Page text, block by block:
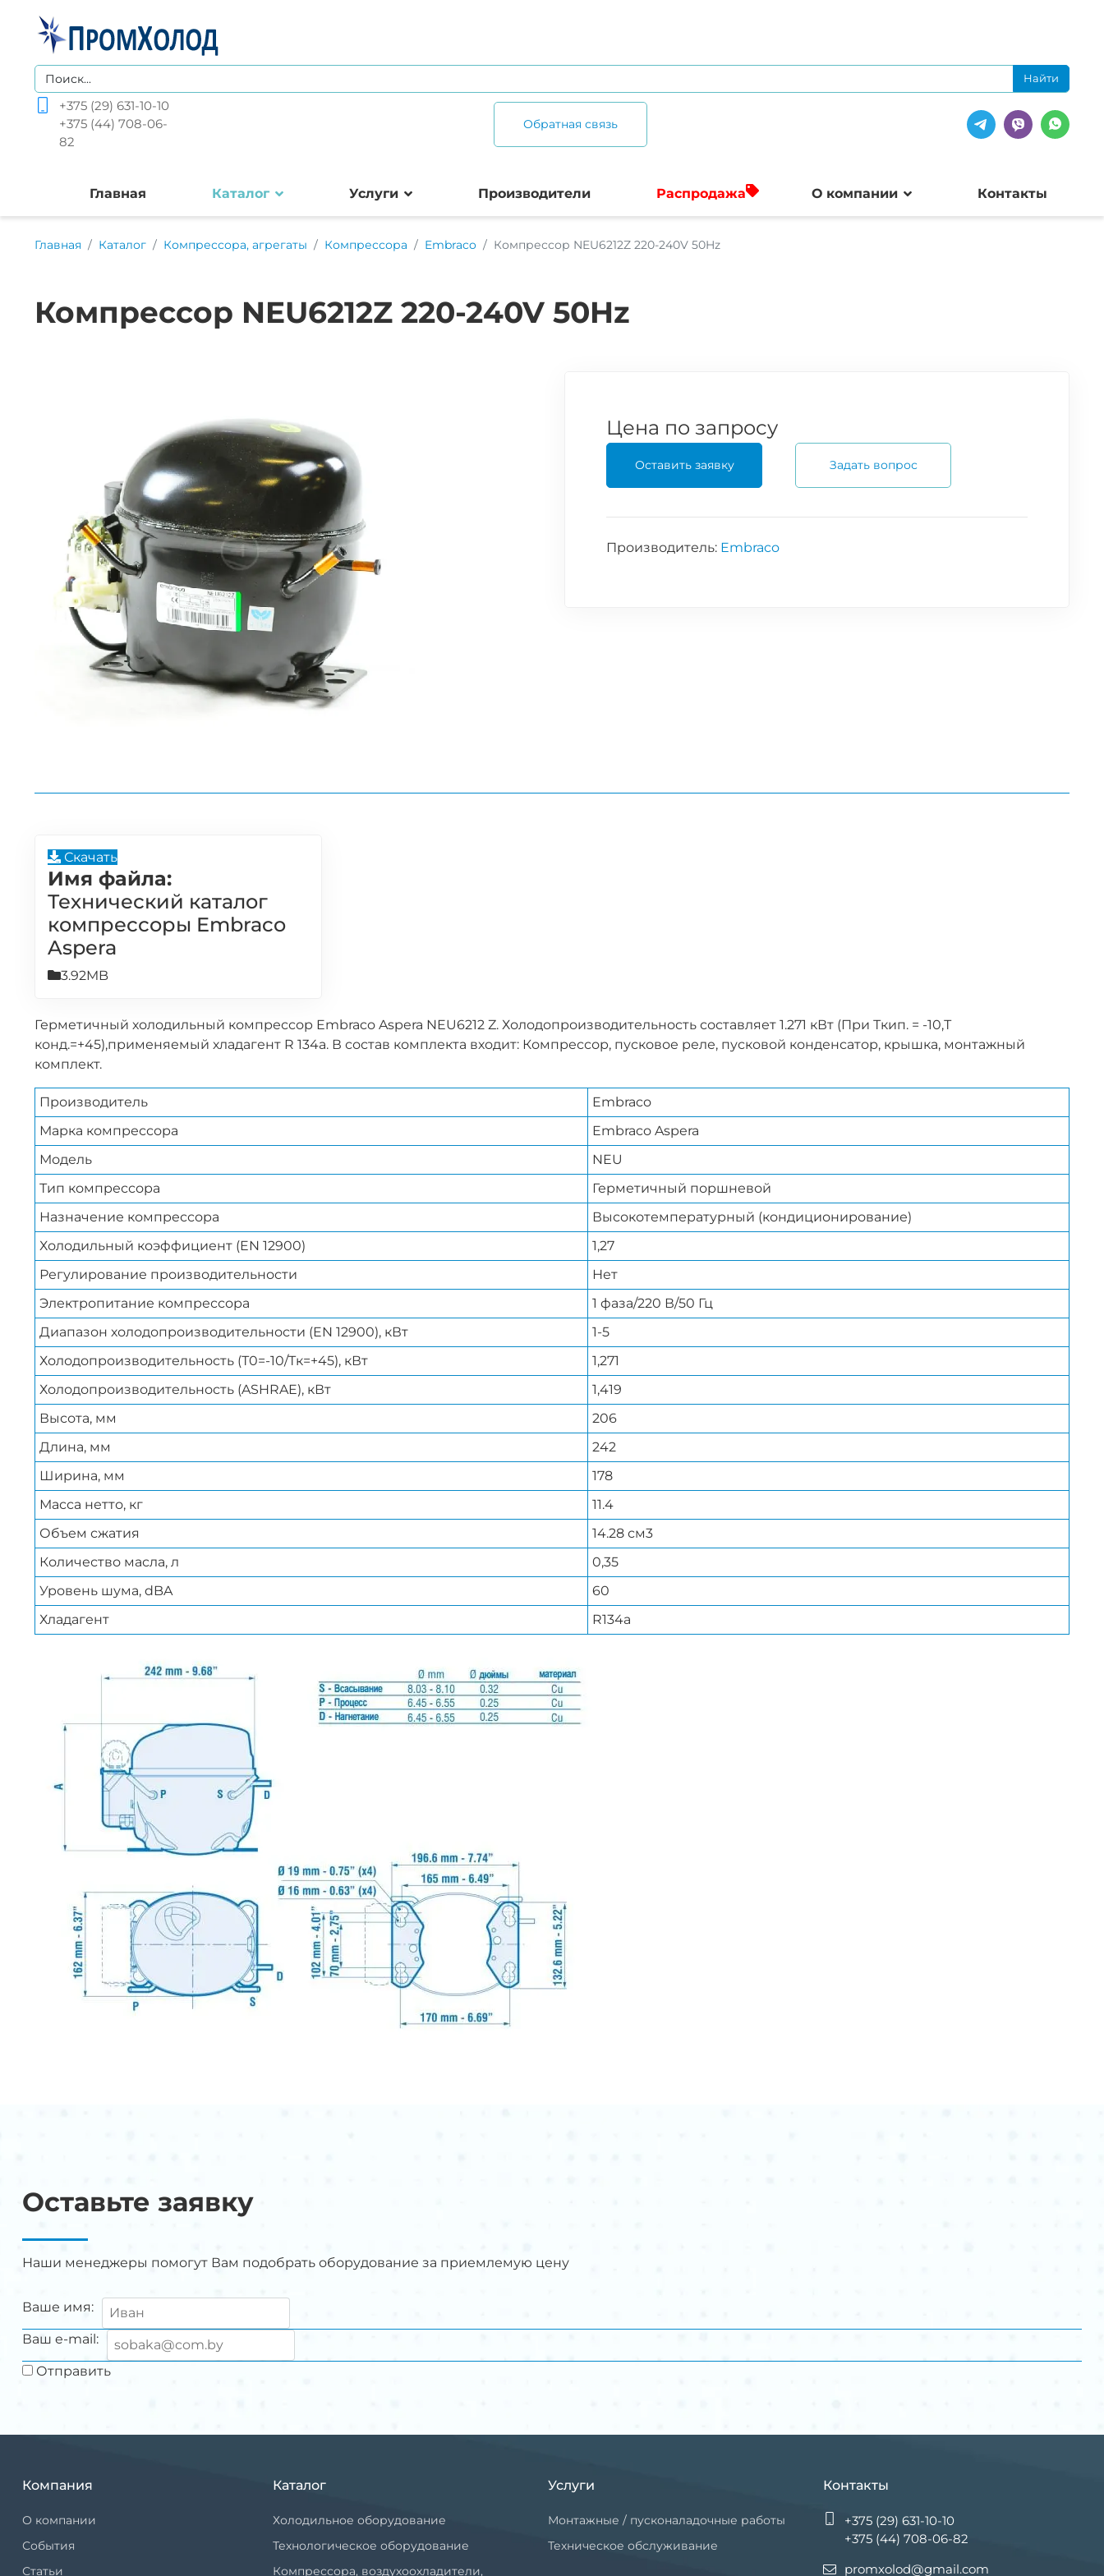
+375 (29) 631-10-10
+375 (44) 708-06-
82
Обратная связь
Главная Каталог Услуги Производители Распродажа О компании Контакты
Главная Каталог Компрессора, агрегаты Компрессора Embraco Компрессор NEU6212Z 220-240V 50Hz
Компрессор NEU6212Z 220-240V 50Hz
Цена по запросу
Оставить заявку Задать вопрос
Производитель: Embraco
Скачать
Имя файла:
Технический каталог
компрессоры Embraco
Aspera
3.92MB
Герметичный холодильный компрессор Embraco Aspera NEU6212 Z. Холодопроизводительность составляет 1.271 кВт (При Ткип. = -10,Т
конд.=+45),применяемый хладагент R 134a. В состав комплекта входит: Компрессор, пусковое реле, пусковой конденсатор, крышка, монтажный
комплект.
Производитель
Embraco
Марка компрессора
Embraco Aspera
Модель
NEU
Тип компрессора
Герметичный поршневой
Назначение компрессора
Высокотемпературный (кондиционирование)
Холодильный коэффициент (EN 12900)
1,27
Регулирование производительности
Нет
Электропитание компрессора
1 фаза/220 В/50 Гц
Диапазон холодопроизводительности (EN 12900), кВт
1-5
Холодопроизводительность (Т0=-10/Тк=+45), кВт
1,271
Холодопроизводительность (ASHRAE), кВт
1,419
Высота, мм
206
Длина, мм
242
Ширина, мм
178
Масса нетто, кг
11.4
Объем сжатия
14.28 см3
Количество масла, л
0,35
Уровень шума, dBA
60
Хладагент
R134a
Оставьте заявку
Наши менеджеры помогут Вам подобрать оборудование за приемлемую цену
Ваше имя:
Ваш e-mail:
Отправить
Компания
О компании
События
Статьи
Каталог
Холодильное оборудование
Технологическое оборудование
Компрессора, воздухоохладители,
Услуги
Монтажные / пусконаладочные работы
Техническое обслуживание
Контакты
+375 (29) 631-10-10
+375 (44) 708-06-82
promxolod@gmail.com